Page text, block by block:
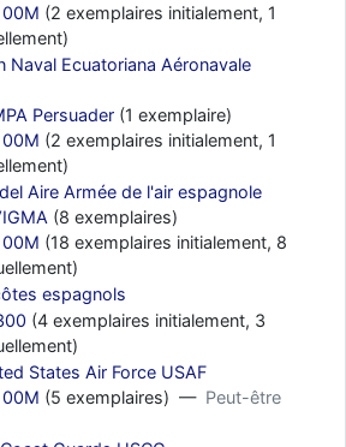
(2 exemplaires initialement, 1
Naval Ecuatoriana Aéronavale
Persuader (1 exemplaire)
(2 exemplaires initialement, 1
Aire Armée de l'air espagnole
(8 exemplaires)
(18 exemplaires initialement, 8
espagnols
(4 exemplaires initialement, 3
States Air Force USAF
(5 exemplaires) — Peut-être